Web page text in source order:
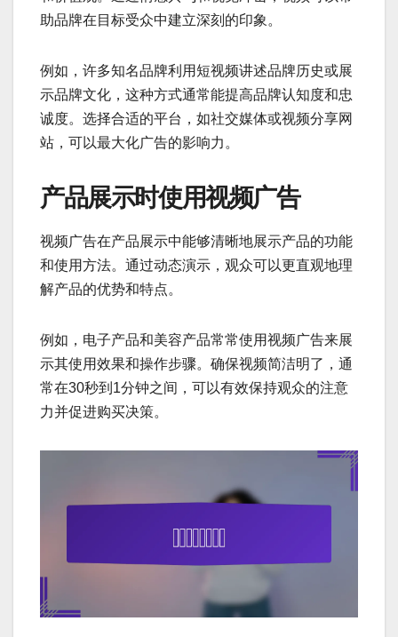
助品牌在目标受众中建立深刻的印象。
例如，许多知名品牌利用短视频讲述品牌历史或展
示品牌文化，这种方式通常能提高品牌认知度和忠
诚度。选择合适的平台，如社交媒体或视频分享网
站，可以最大化广告的影响力。
产品展示时使用视频广告
视频广告在产品展示中能够清晰地展示产品的功能
和使用方法。通过动态演示，观众可以更直观地理
解产品的优势和特点。
例如，电子产品和美容产品常常使用视频广告来展
示其使用效果和操作步骤。确保视频简洁明了，通
常在30秒到1分钟之间，可以有效保持观众的注意
力并促进购买决策。